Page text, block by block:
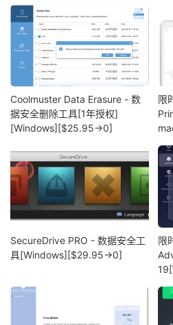
Coolmuster Data Erasure - 数
据安全删除工具[1年授权]
[Windows][$25.95→0]
限
SecureDrive PRO - 数据安全工
具[Windows][$29.95→0]
限